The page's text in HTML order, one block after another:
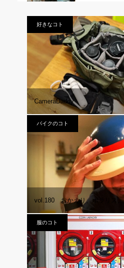
好きなコト
CameraDaddy
バイクのコト
vol.180 おかえり、ポラリス。
服のコト